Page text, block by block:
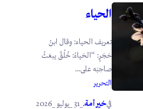
الحياء
تعريف الحياء: وقال ابنُ
حَجَرٍ: “الحَياءُ: خُلُقٌ يبعَثُ
صاحِبَه على...
التحرير
فيخير أمة.